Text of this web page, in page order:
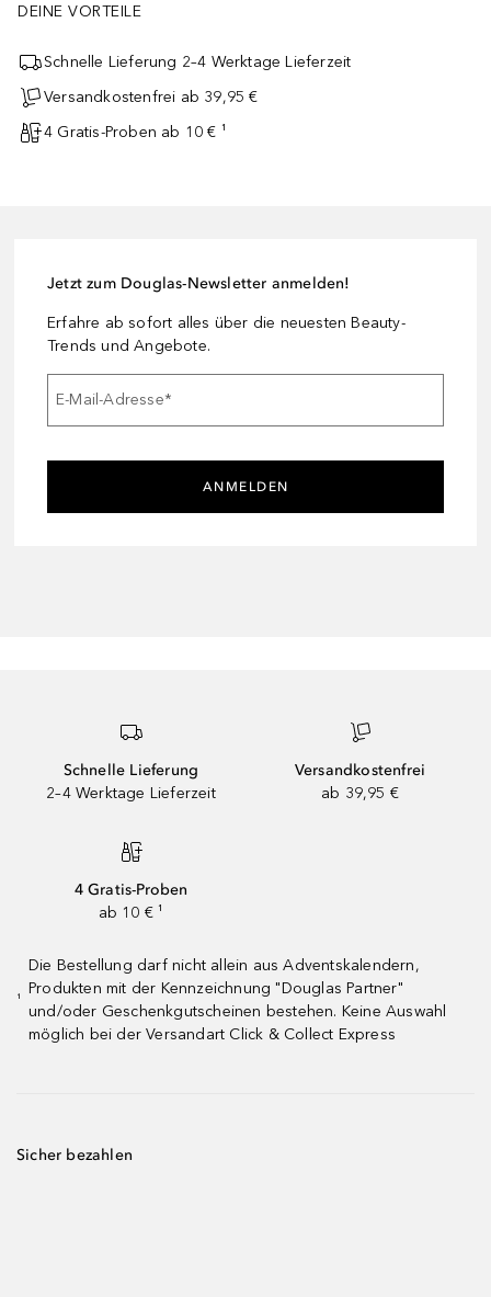
DEINE VORTEILE
Schnelle Lieferung 2–4 Werktage Lieferzeit
Versandkostenfrei ab 39,95 €
4 Gratis-Proben ab 10 € ¹
Jetzt zum Douglas-Newsletter anmelden!
Erfahre ab sofort alles über die neuesten Beauty-
Trends und Angebote.
E-Mail-Adresse*
ANMELDEN
Schnelle Lieferung
2–4 Werktage Lieferzeit
Versandkostenfrei
ab 39,95 €
4 Gratis-Proben
ab 10 € ¹
¹
Die Bestellung darf nicht allein aus Adventskalendern,
Produkten mit der Kennzeichnung "Douglas Partner"
und/oder Geschenkgutscheinen bestehen. Keine Auswahl
möglich bei der Versandart Click & Collect Express
Sicher bezahlen